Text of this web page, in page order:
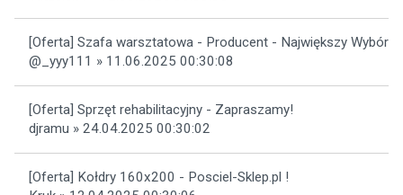
[Oferta] Szafa warsztatowa - Producent - Największy Wybór!
@_yyy111 » 11.06.2025 00:30:08
[Oferta] Sprzęt rehabilitacyjny - Zapraszamy!
djramu » 24.04.2025 00:30:02
[Oferta] Kołdry 160x200 - Posciel-Sklep.pl !